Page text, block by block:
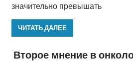
значительно превышать
ЧИТАТЬ ДАЛЕЕ
Второе мнение в